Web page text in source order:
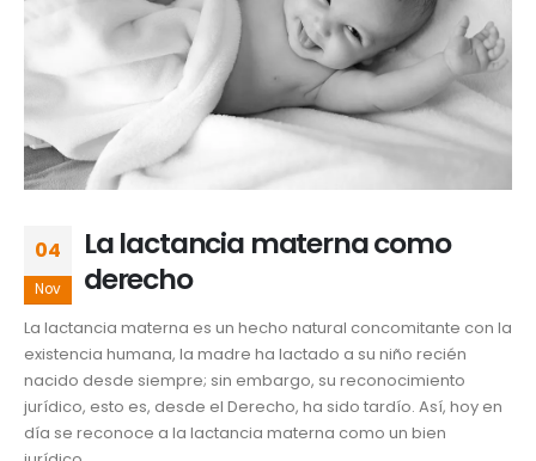
04
Nov
La lactancia materna como
derecho
La lactancia materna es un hecho natural concomitante con la
existencia humana, la madre ha lactado a su niño recién
nacido desde siempre; sin embargo, su reconocimiento
jurídico, esto es, desde el Derecho, ha sido tardío. Así, hoy en
día se reconoce a la lactancia materna como un bien